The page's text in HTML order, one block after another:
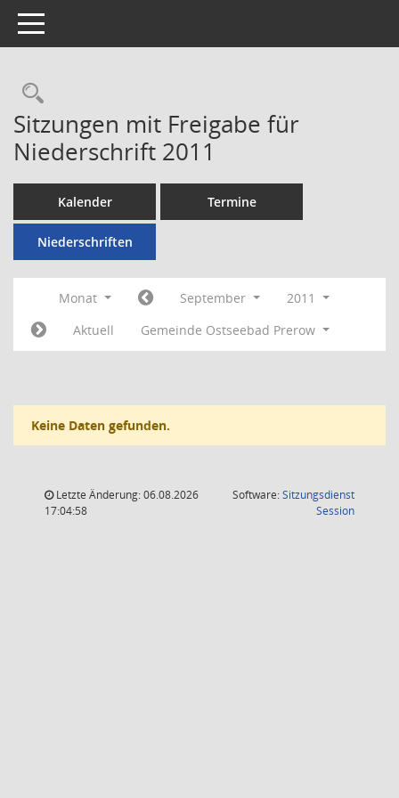
Toggle navigation
Rechercheauswahl
Sitzungen mit Freigabe für
Niederschrift 2011
Kalender Termine
Niederschriften
Monat September
2011
Aktuell
Gemeinde Ostseebad Prerow
Keine Daten gefunden.
Letzte Änderung: 06.08.2026
17:04:58
Software:Sitzungsdienst
Session(Wird in